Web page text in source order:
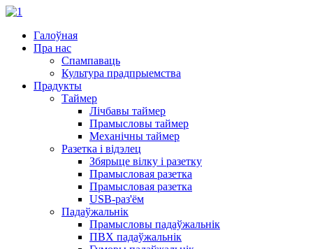
Галоўная
Пра нас
Спампаваць
Культура прадпрыемства
Прадукты
Таймер
Лічбавы таймер
Прамысловы таймер
Механічны таймер
Разетка і відэлец
Збярыце вілку і разетку
Прамысловая разетка
Прамысловая разетка
USB-раз'ём
Падаўжальнік
Прамысловы падаўжальнік
ПВХ падаўжальнік